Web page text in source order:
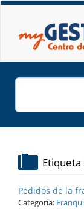
Etiqueta
Pedidos de la
Categoría: